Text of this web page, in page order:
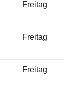
Freitag
Freitag
Freitag